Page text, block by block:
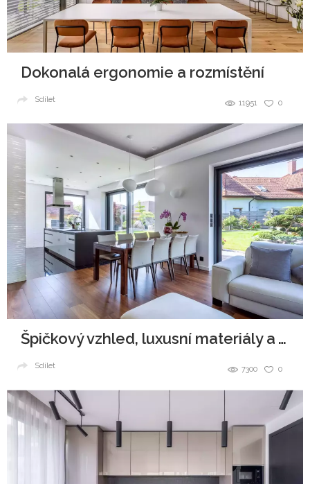
Dokonalá ergonomie a rozmístění
0
11951
Sdílet
Špičkový vzhled, luxusní materiály a všudypřítomná elegance.
0
7300
Sdílet